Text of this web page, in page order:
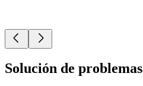
Solución de problemas